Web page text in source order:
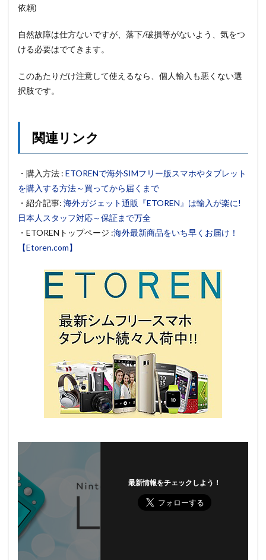
依頼)
自然故障は仕方ないですが、落下/破損等がないよう、気をつ
ける必要はでてきます。
このあたりだけ注意して使えるなら、個人輸入も悪くない選
択肢です。
関連リンク
・購入方法 : ETORENで海外SIMフリー版スマホやタブレット
を購入する方法～買ってから届くまで
・紹介記事: 海外ガジェット通販『ETOREN』は輸入が楽に!
日本人スタッフ対応～保証まで万全
・ETORENトップページ :海外最新商品をいち早くお届け！
【Etoren.com】
最新情報をチェックしよう！